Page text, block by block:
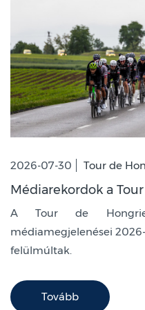
2026-07-30 Tour de
Médiarekordok a
A Tour de
médiamegjelenései
felülmúltak.
Tovább